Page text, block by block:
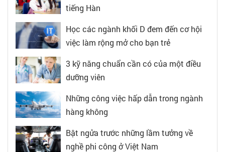
tiếng Hàn
Học các ngành khối D đem đến cơ hội
việc làm rộng mở cho bạn trẻ
3 kỹ năng chuẩn cần có của một điều
dưỡng viên
Những công việc hấp dẫn trong ngành
hàng không
Bật ngửa trước những lầm tưởng về
nghề phi công ở Việt Nam